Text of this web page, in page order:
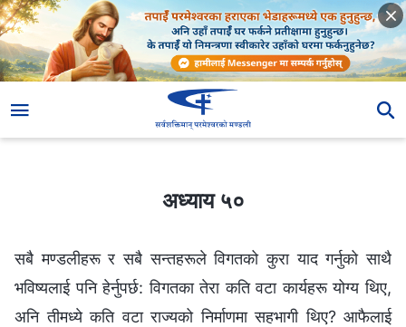
अध्याय ५०
सबै मण्डलीहरू र सबै सन्तहरूले विगतको कुरा याद गर्नुको साथै
भविष्यलाई पनि हेर्नुपर्छ: विगतका तेरा कति वटा कार्यहरू योग्य थिए,
अनि तीमध्ये कति वटा राज्यको निर्माणमा सहभागी थिए? आफैलाई